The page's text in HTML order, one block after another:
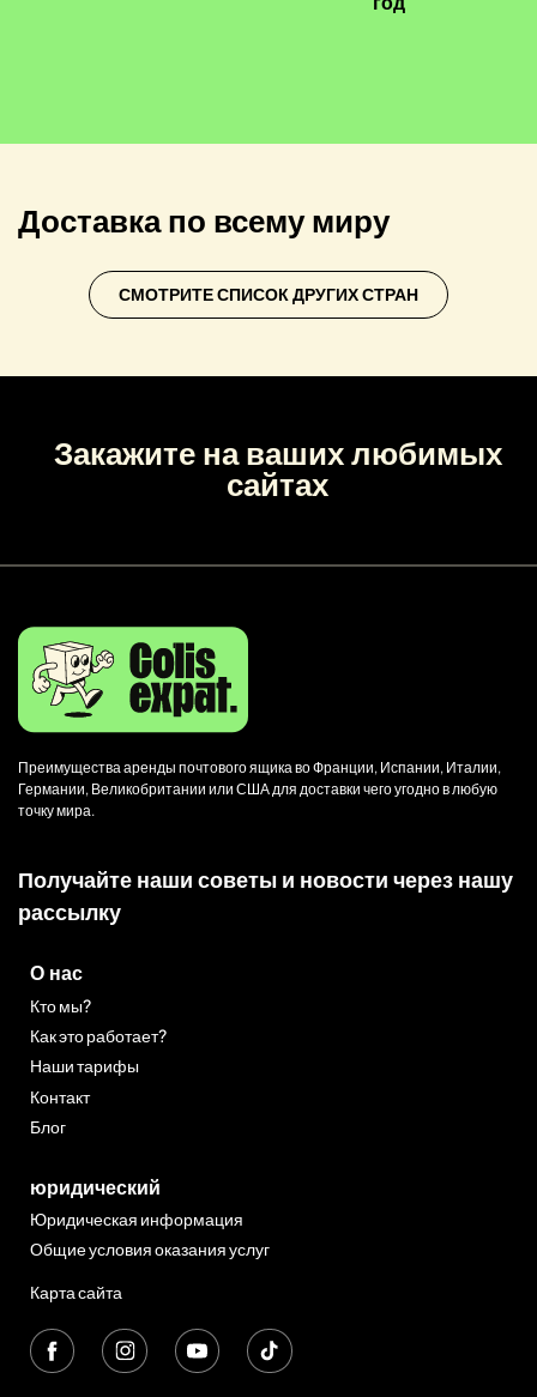
Доставка по всему миру
СМОТРИТЕ СПИСОК ДРУГИХ СТРАН
Закажите на ваших любимых
сайтах
Преимущества аренды почтового ящика во Франции, Испании, Италии,
Германии, Великобритании или США для доставки чего угодно в любую
точку мира.
Получайте наши советы и новости через нашу
рассылку
О нас
Кто мы?
Как это работает?
Наши тарифы
Контакт
Блог
юридический
Юридическая информация
Общие условия оказания услуг
Карта сайта